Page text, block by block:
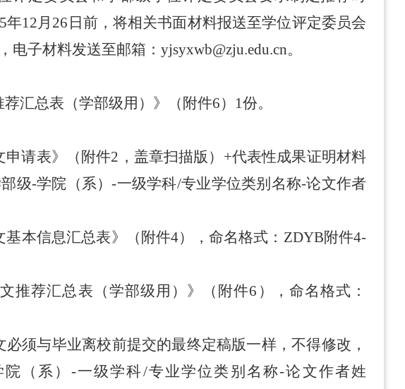
年12月 26 日前 ，将相关书面材料报送至学位评定委员会
电子材料发送至邮箱： yjsyxwb@zju.edu.cn。
荐汇总表（学部级用）》（ 附件6） 1份。
申请表》（ 附件2 ，盖章扫描版 ） +代表性成果证明材料
级-学院（系）-一级学科/专业学位类别 名称-论文作者
基本信息汇总表》（ 附件4） ，命名格式： ZDYB附件4-
推荐汇总表 （学部级用） 》（附件6 ），命名格式：
须与毕业离校前提交的最终定稿版一样，不得修改，
（系） -一级学科/专业学位类别名称-论文作者姓